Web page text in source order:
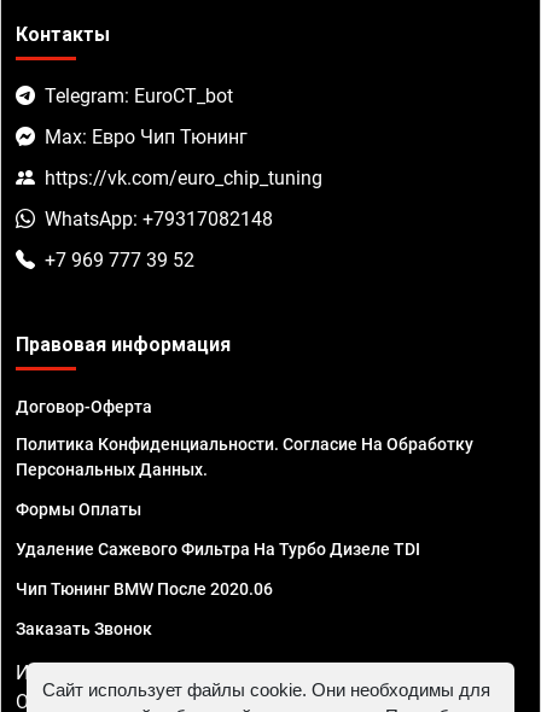
Контакты
Telegram: EuroCT_bot
Max: Евро Чип Тюнинг
https://vk.com/euro_chip_tuning
WhatsApp: +79317082148
+7 969 777 39 52
Правовая информация
Договор-Оферта
Политика Конфиденциальности. Согласие На Обработку
Персональных Данных.
Формы Оплаты
Удаление Сажевого Фильтра На Турбо Дизеле TDI
Чип Тюнинг BMW После 2020.06
Заказать Звонок
ИП Смирнов Георгий Павлович. ИНН 781302555843,
ОГРНИП 324470400032610
Сайт использует файлы cookie. Они необходимы для